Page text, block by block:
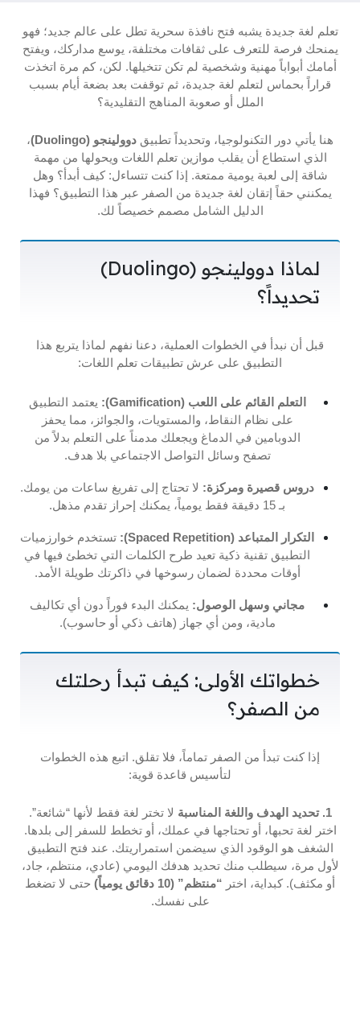
تعلم لغة جديدة يشبه فتح نافذة سحرية تطل على عالم جديد؛ فهو
يمنحك فرصة للتعرف على ثقافات مختلفة، يوسع مداركك، ويفتح
أمامك أبواباً مهنية وشخصية لم تكن تتخيلها. لكن، كم مرة اتخذت
قراراً بحماس لتعلم لغة جديدة، ثم توقفت بعد بضعة أيام بسبب
الملل أو صعوبة المناهج التقليدية؟
هنا يأتي دور التكنولوجيا، وتحديداً تطبيق دوولينجو (Duolingo)
،
الذي استطاع أن يقلب موازين تعلم اللغات ويحولها من مهمة
شاقة إلى لعبة يومية ممتعة. إذا كنت تتساءل: كيف أبدأ؟ وهل
يمكنني حقاً إتقان لغة جديدة من الصفر عبر هذا التطبيق؟ فهذا
الدليل الشامل مصمم خصيصاً لك.
لماذا دوولينجو (Duolingo)
تحديداً؟
قبل أن نبدأ في الخطوات العملية، دعنا نفهم لماذا يتربع هذا
التطبيق على عرش تطبيقات تعلم اللغات:
التعلم القائم على اللعب (Gamification):
يعتمد التطبيق
على نظام النقاط، والمستويات، والجوائز، مما يحفز
الدوبامين في الدماغ ويجعلك مدمناً على التعلم بدلاً من
تصفح وسائل التواصل الاجتماعي بلا هدف.
دروس قصيرة ومركزة: لا تحتاج إلى تفريغ ساعات من يومك.
بـ 15 دقيقة فقط يومياً، يمكنك إحراز تقدم مذهل.
التكرار المتباعد (Spaced Repetition):
تستخدم خوارزميات
التطبيق تقنية ذكية تعيد طرح الكلمات التي تخطئ فيها في
أوقات محددة لضمان رسوخها في ذاكرتك طويلة الأمد.
مجاني وسهل الوصول: يمكنك البدء فوراً دون أي تكاليف
مادية، ومن أي جهاز (هاتف ذكي أو حاسوب).
خطواتك الأولى: كيف تبدأ رحلتك
من الصفر؟
إذا كنت تبدأ من الصفر تماماً، فلا تقلق. اتبع هذه الخطوات
لتأسيس قاعدة قوية:
1. تحديد الهدف واللغة المناسبة
لا تختر لغة فقط لأنها “شائعة”.
اختر لغة تحبها، أو تحتاجها في عملك، أو تخطط للسفر إلى بلدها.
الشغف هو الوقود الذي سيضمن استمراريتك. عند فتح التطبيق
لأول مرة، سيطلب منك تحديد هدفك اليومي (عادي، منتظم، جاد،
أو مكثف). كبداية، اختر “منتظم” (10 دقائق يومياً)
حتى لا تضغط
على نفسك.